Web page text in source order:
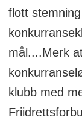
flott
mål....Merk
klubb med